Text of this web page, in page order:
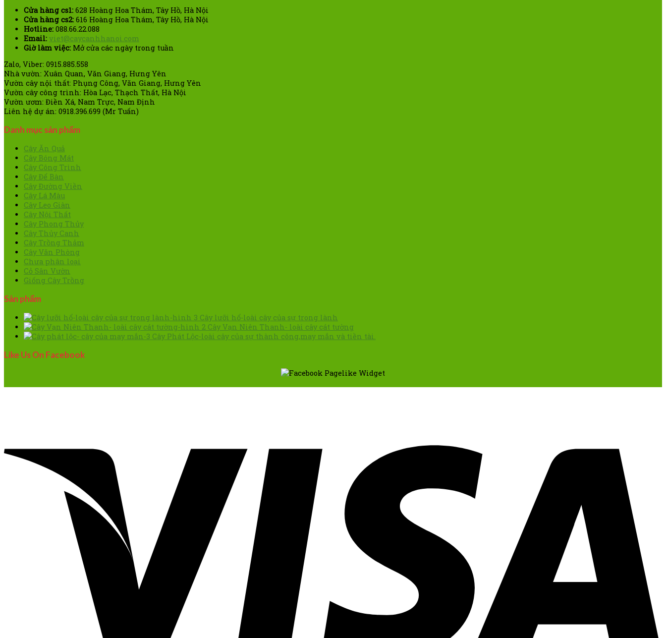
Cửa hàng cs1: 628 Hoàng Hoa Thám, Tây Hồ, Hà Nội
Cửa hàng cs2: 616 Hoàng Hoa Thám, Tây Hồ, Hà Nội
Hotline: 088.66.22.088
Email: viet@caycanhhanoi.com
Giờ làm việc: Mở cửa các ngày trong tuần
Zalo, Viber: 0915.885.558
Nhà vườn: Xuân Quan, Văn Giang, Hưng Yên
Vườn cây nội thất: Phụng Công, Văn Giang, Hưng Yên
Vườn cây công trình: Hòa Lạc, Thạch Thất, Hà Nội
Vườn ươm: Điền Xá, Nam Trực, Nam Định
Liên hệ dự án: 0918.396.699 (Mr Tuấn)
Danh mục sản phẩm
Cây Ăn Quả
Cây Bóng Mát
Cây Công Trình
Cây Để Bàn
Cây Đường Viền
Cây Lá Màu
Cây Leo Giàn
Cây Nội Thất
Cây Phong Thủy
Cây Thủy Canh
Cây Trồng Thảm
Cây Văn Phòng
Chưa phân loại
Cỏ Sân Vườn
Giống Cây Trồng
Sản phẩm
Cây lưỡi hổ-loài cây của sự trong lành
Cây Vạn Niên Thanh- loài cây cát tường
Cây Phát Lộc-loài cây của sự thành công,may mắn và tiền tài.
Like Us On Facebook